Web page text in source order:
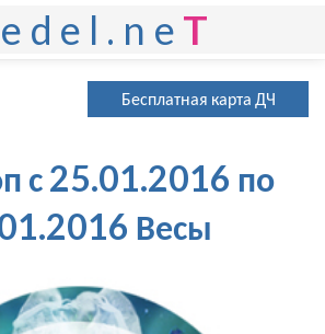
T
Бесплатная карта ДЧ
с 25.01.2016 по
Весы